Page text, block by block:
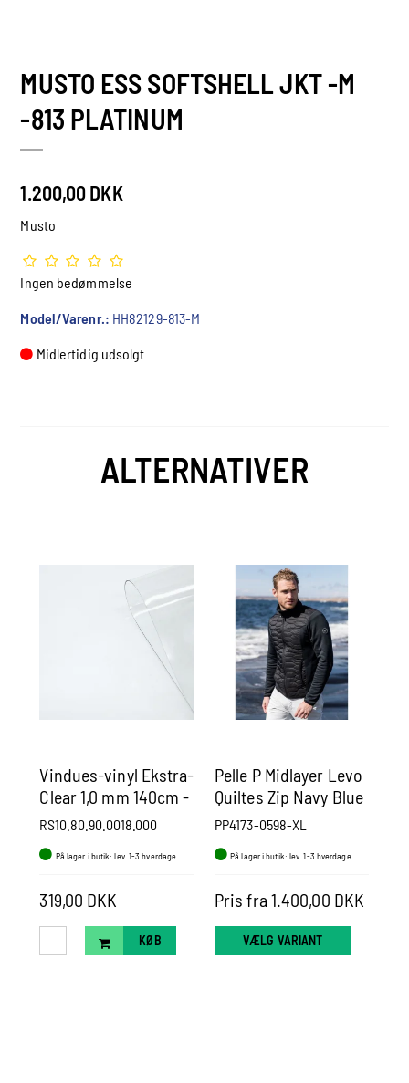
MUSTO ESS SOFTSHELL JKT -M
-813 PLATINUM
1.200,00 DKK
Musto
Ingen bedømmelse
Model/Varenr.: HH82129-813-M
Midlertidig udsolgt
ALTERNATIVER
Vindues-vinyl Ekstra-
Clear 1,0 mm 140cm -
Pr. m.
RS10.80.90.0018.000
På lager i butik: lev. 1-3 hverdage
319,00 DKK
KØB
Pelle P Midlayer Levo
Quiltes Zip Navy Blue
PP4173-0598-XL
På lager i butik: lev. 1-3 hverdage
Pris fra 1.400,00 DKK
VÆLG VARIANT